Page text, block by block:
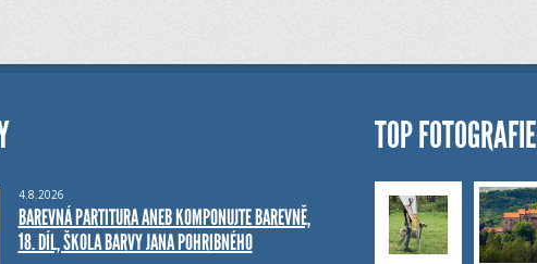
4.8.2026
BAREVNÁ PARTITURA ANEB KOMPONUJTE BAREVNĚ,
18. DÍL, ŠKOLA BARVY JANA POHRIBNÉHO
TOP FOTOGRAFIE